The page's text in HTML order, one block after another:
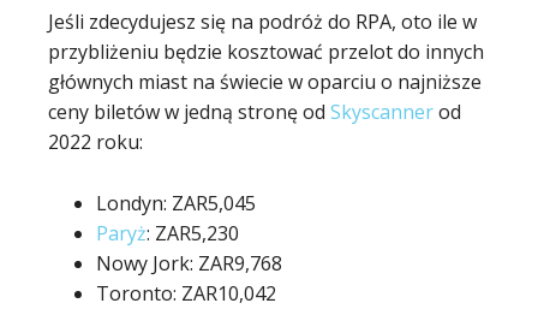
Jeśli zdecydujesz się na podróż do RPA, oto ile w
przybliżeniu będzie kosztować przelot do innych
głównych miast na świecie w oparciu o najniższe
ceny biletów w jedną stronę od Skyscannerod
2022 roku:
Londyn: ZAR5,045
Paryż: ZAR5,230
Nowy Jork: ZAR9,768
Toronto: ZAR10,042